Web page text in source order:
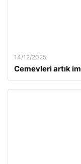
14/12/2025
Cemevleri artık